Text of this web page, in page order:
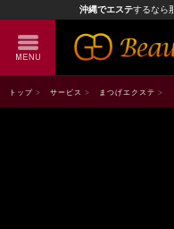
沖縄でエステするなら
トップ サービス まつげエクステ